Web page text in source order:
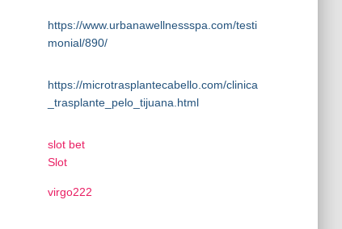
https://www.urbanawellnessspa.com/testi
monial/890/
https://microtrasplantecabello.com/clinica
_trasplante_pelo_tijuana.html
slot bet
Slot
virgo222